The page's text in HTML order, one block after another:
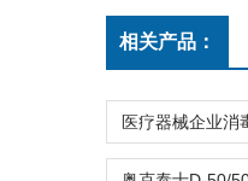
相关产品：